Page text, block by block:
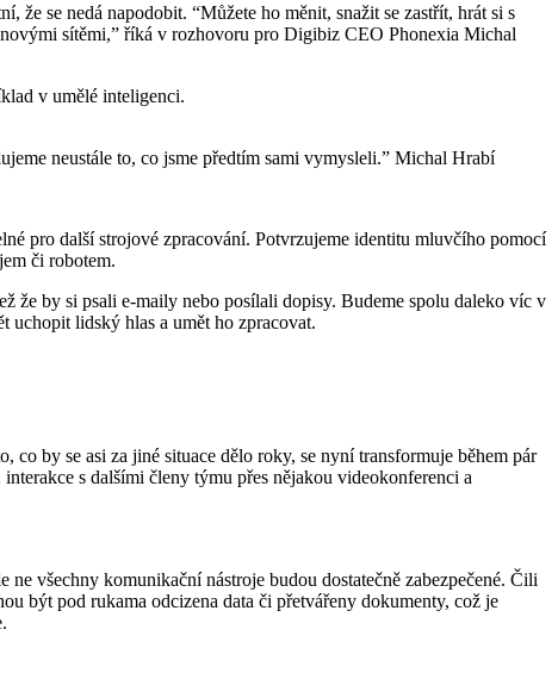
se nedá napodobit. “Můžete ho měnit, snažit se zastřít, hrát si s
sítěmi,” říká v rozhovoru pro Digibiz CEO Phonexia Michal
v umělé inteligenci.
neustále to, co jsme předtím sami vymysleli.” Michal Hrabí
pro další strojové zpracování. Potvrzujeme identitu mluvčího pomocí
či robotem.
že by si psali e-maily nebo posílali dopisy. Budeme spolu daleko víc v
uchopit lidský hlas a umět ho zpracovat.
by se asi za jiné situace dělo roky, se nyní transformuje během pár
s dalšími členy týmu přes nějakou videokonferenci a
všechny komunikační nástroje budou dostatečně zabezpečené. Čili
být pod rukama odcizena data či přetvářeny dokumenty, což je